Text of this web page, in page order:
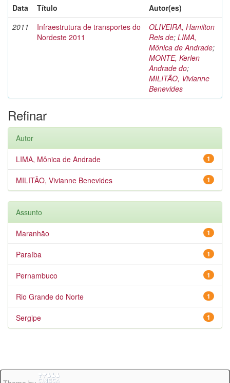
Data
Título
Autor(es)
2011
Infraestrutura de transportes do
Nordeste 2011
OLIVEIRA, Hamilton
Reis de; LIMA,
Mônica de Andrade;
MONTE, Kerlen
Andrade do;
MILITÃO, Vivianne
Benevides
Refinar
Autor
1
LIMA, Mônica de Andrade
1
MILITÃO, Vivianne Benevides
Assunto
1
Maranhão
1
Paraíba
1
Pernambuco
1
Rio Grande do Norte
1
Sergipe